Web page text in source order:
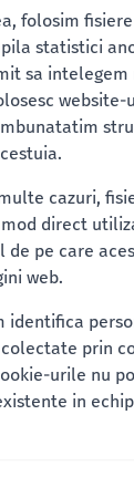
folosim
statistici
sa intelegem
website-
cazuri,
direct
de pe care
web.
identifica
prin
urile nu
in